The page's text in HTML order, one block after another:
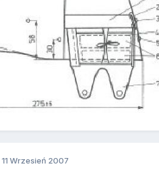
11 Wrzesień 2007